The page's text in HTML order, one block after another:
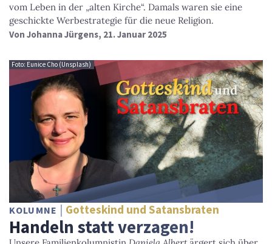
vom Leben in der „alten Kirche“. Damals waren sie eine
geschickte Werbestrategie für die neue Religion.
Von Johanna Jürgens, 21. Januar 2025
Foto: Eunice Cho (Unsplash)
KOLUMNE Gotteskind und Satansbraten
Handeln statt verzagen!